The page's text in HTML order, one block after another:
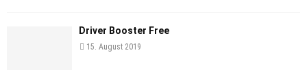
Driver Booster Free
15. August 2019